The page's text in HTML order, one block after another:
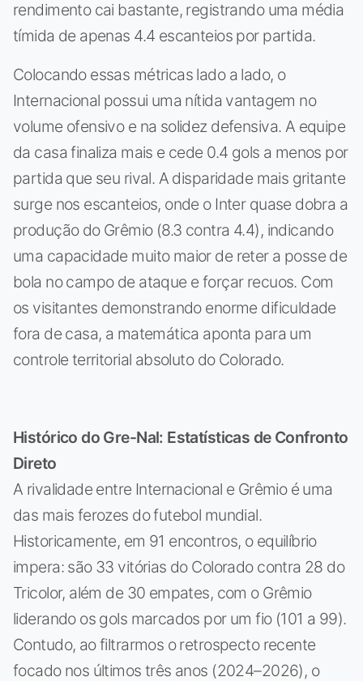
rendimento cai bastante, registrando uma média
tímida de apenas 4.4 escanteios por partida.
Colocando essas métricas lado a lado, o
Internacional possui uma nítida vantagem no
volume ofensivo e na solidez defensiva. A equipe
da casa finaliza mais e cede 0.4 gols a menos por
partida que seu rival. A disparidade mais gritante
surge nos escanteios, onde o Inter quase dobra a
produção do Grêmio (8.3 contra 4.4), indicando
uma capacidade muito maior de reter a posse de
bola no campo de ataque e forçar recuos. Com
os visitantes demonstrando enorme dificuldade
fora de casa, a matemática aponta para um
controle territorial absoluto do Colorado.
Histórico do Gre-Nal: Estatísticas de Confronto
Direto
A rivalidade entre Internacional e Grêmio é uma
das mais ferozes do futebol mundial.
Historicamente, em 91 encontros, o equilíbrio
impera: são 33 vitórias do Colorado contra 28 do
Tricolor, além de 30 empates, com o Grêmio
liderando os gols marcados por um fio (101 a 99).
Contudo, ao filtrarmos o retrospecto recente
focado nos últimos três anos (2024–2026), o